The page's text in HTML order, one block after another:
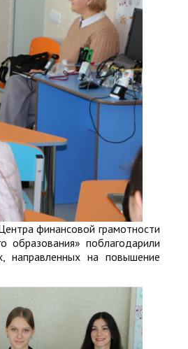
финансовой грамотности
образования» поблагодарили
направленных на повышение